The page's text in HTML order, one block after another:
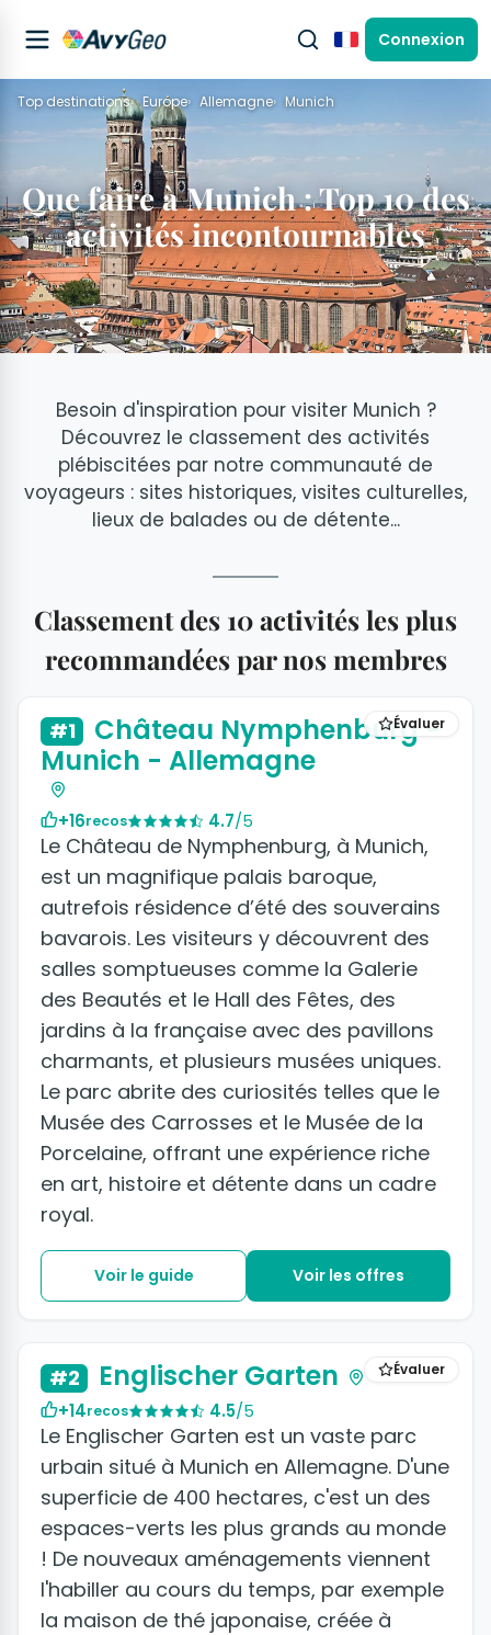
FrançaisConnexion
Top destinations Europe Allemagne Munich
Que faire à Munich : Top 10 des
activités incontournables
Besoin d'inspiration pour visiter Munich ?
Découvrez le classement des activités
plébiscitées par notre communauté de
voyageurs : sites historiques, visites culturelles,
lieux de balades ou de détente...
Classement des 10 activités les plus
recommandées par nos membres
+2 photos
Évaluer
#1
Château Nymphenburg -
Munich - Allemagne
+16recos 4.7/5
Le Château de Nymphenburg, à Munich,
est un magnifique palais baroque,
autrefois résidence d’été des souverains
bavarois. Les visiteurs y découvrent des
salles somptueuses comme la Galerie
des Beautés et le Hall des Fêtes, des
jardins à la française avec des pavillons
charmants, et plusieurs musées uniques.
Le parc abrite des curiosités telles que le
Musée des Carrosses et le Musée de la
Porcelaine, offrant une expérience riche
en art, histoire et détente dans un cadre
royal.
Voir le guide Voir les offres
Évaluer
#2 Englischer Garten
+14recos 4.5/5
Le Englischer Garten est un vaste parc
urbain situé à Munich en Allemagne. D'une
superficie de 400 hectares, c'est un des
espaces-verts les plus grands au monde
! De nouveaux aménagements viennent
l'habiller au cours du temps, par exemple
la maison de thé japonaise, créée à